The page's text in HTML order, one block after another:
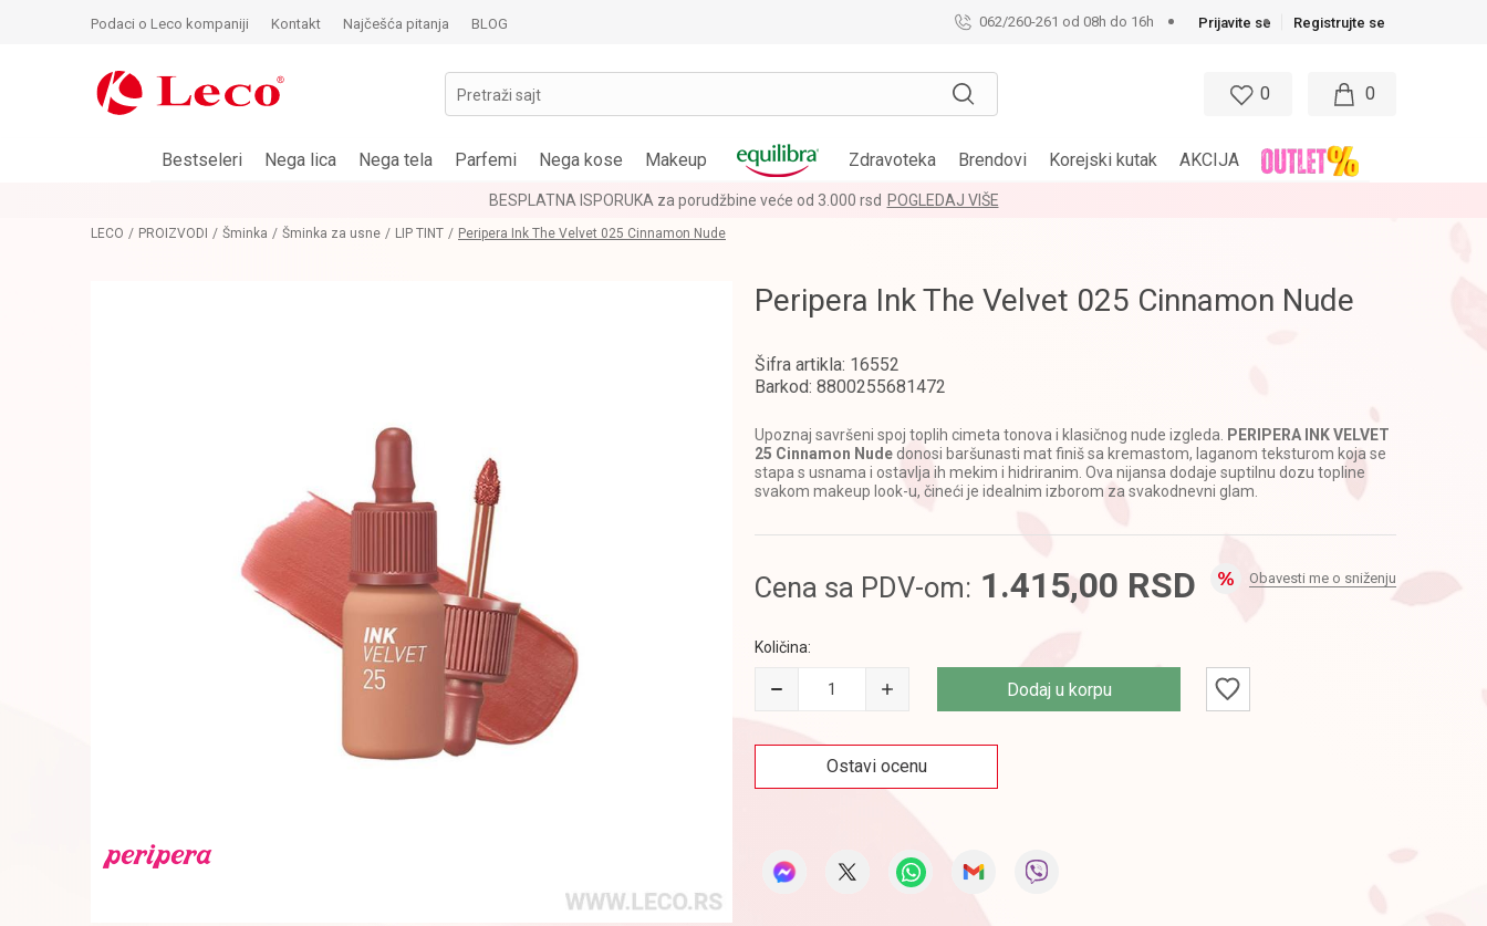
Podaci o Leco kompaniji Kontakt Najčešća pitanja BLOG Prijavite se Registrujte se
062/260-261 od 08h do 16h
Pretraži sajt 0
0
Bestseleri Nega lica Nega tela Parfemi Nega kose Makeup Zdravoteka Brendovi Korejski kutak AKCIJA
BESPLATNA ISPORUKA za porudžbine veće od 3.000 rsd POGLEDAJ VIŠE
LECO PROIZVODI Šminka Šminka za usne LIP TINT Peripera Ink The Velvet 025 Cinnamon Nude
Peripera Ink The Velvet 025 Cinnamon Nude
Šifra artikla: 16552
Barkod: 8800255681472
Upoznaj savršeni spoj toplih cimeta tonova i klasičnog nude izgleda. PERIPERA INK VELVET
25 Cinnamon Nude donosi baršunasti mat finiš sa kremastom, laganom teksturom koja se
stapa s usnama i ostavlja ih mekim i hidriranim. Ova nijansa dodaje suptilnu dozu topline
svakom makeup look-u, čineći je idealnim izborom za svakodnevni glam.
Cena sa PDV-om: 1.415,00 RSD Obavesti me o sniženju
Količina:
Dodaj u korpu
Ostavi ocenu